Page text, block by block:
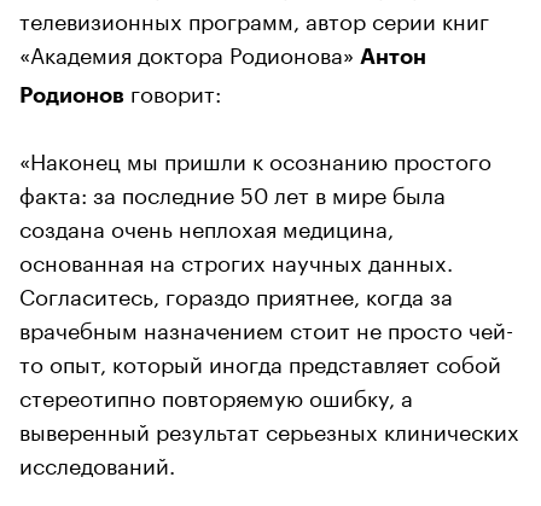
телевизионных программ, автор серии книг
«Академия доктора Родионова» Антон
Родионов говорит:
«Наконец мы пришли к осознанию простого
факта: за последние 50 лет в мире была
создана очень неплохая медицина,
основанная на строгих научных данных.
Согласитесь, гораздо приятнее, когда за
врачебным назначением стоит не просто чей-
то опыт, который иногда представляет собой
стереотипно повторяемую ошибку, а
выверенный результат серьезных клинических
исследований.